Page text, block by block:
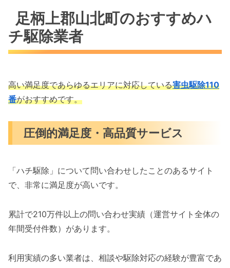
足柄上郡山北町のおすすめハ
チ駆除業者
高い満足度であらゆるエリアに対応している害虫駆除110
番がおすすめです。
圧倒的満足度・高品質サービス
「ハチ駆除」について問い合わせしたことのあるサイト
で、非常に満足度が高いです。
累計で210万件以上の問い合わせ実績（運営サイト全体の
年間受付件数）があります。
利用実績の多い業者は、相談や駆除対応の経験が豊富であ